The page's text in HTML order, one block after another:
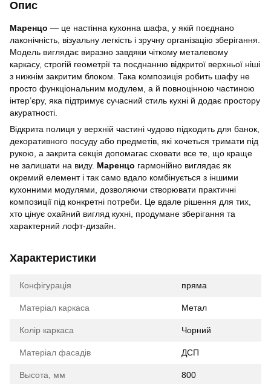
Опис
Маренцо — це настінна кухонна шафа, у якій поєднано
лаконічність, візуальну легкість і зручну організацію зберігання.
Модель виглядає виразно завдяки чіткому металевому
каркасу, строгій геометрії та поєднанню відкритої верхньої ніші
з нижнім закритим блоком. Така композиція робить шафу не
просто функціональним модулем, а й повноцінною частиною
інтер’єру, яка підтримує сучасний стиль кухні й додає простору
акуратності.
Відкрита полиця у верхній частині чудово підходить для банок,
декоративного посуду або предметів, які хочеться тримати під
рукою, а закрита секція допомагає сховати все те, що краще
не залишати на виду. Маренцо гармонійно виглядає як
окремий елемент і так само вдало комбінується з іншими
кухонними модулями, дозволяючи створювати практичні
композиції під конкретні потреби. Це вдале рішення для тих,
хто цінує охайний вигляд кухні, продумане зберігання та
характерний лофт-дизайн.
Характеристики
Конфігурація пряма
Матеріал каркаса Метал
Колір каркаса Чорний
Матеріал фасадів ДСП
Высота, мм 800